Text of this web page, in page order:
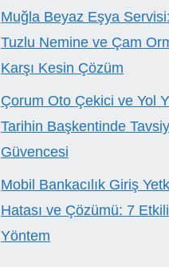
Muğla Beyaz Eşya
Tuzlu Nemine ve Çam
Karşı Kesin Çözüm
Çorum Oto Çekici ve Yol
Tarihin Başkentinde
Güvencesi
Mobil Bankacılık Giriş
Hatası ve Çözümü: 7
Yöntem